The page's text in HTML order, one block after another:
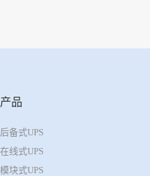
产品
后备式UPS
在线式UPS
模块式UPS